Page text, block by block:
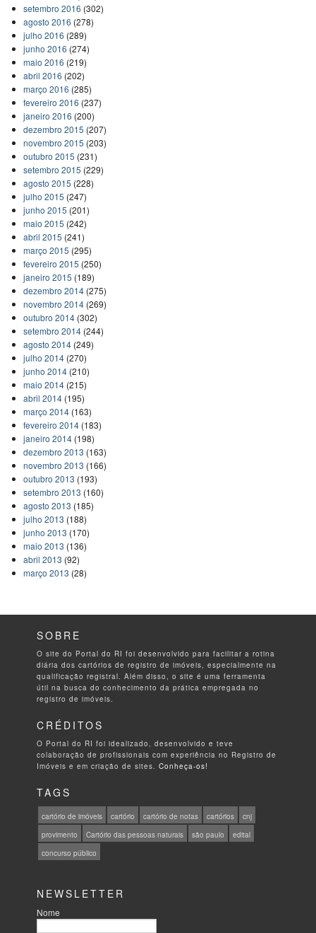
setembro 2016 (302)
agosto 2016 (278)
julho 2016 (289)
junho 2016 (274)
maio 2016 (219)
abril 2016 (202)
março 2016 (285)
fevereiro 2016 (237)
janeiro 2016 (200)
dezembro 2015 (207)
novembro 2015 (203)
outubro 2015 (231)
setembro 2015 (229)
agosto 2015 (228)
julho 2015 (247)
junho 2015 (201)
maio 2015 (242)
abril 2015 (241)
março 2015 (295)
fevereiro 2015 (250)
janeiro 2015 (189)
dezembro 2014(275)
novembro 2014(269)
outubro 2014(302)
setembro 2014(244)
agosto 2014(249)
julho 2014(270)
junho 2014(210)
maio 2014(215)
abril 2014(195)
março 2014(163)
fevereiro 2014(183)
janeiro 2014(198)
dezembro 2013 (163)
novembro 2013 (166)
outubro 2013 (193)
setembro 2013 (160)
agosto 2013 (185)
julho 2013 (188)
junho 2013 (170)
maio 2013 (136)
abril 2013 (92)
março 2013 (28)
SOBRE
O site do Portal do RI foi desenvolvido para facilitar a rotina
diária dos cartórios de registro de imóveis, especialmente na
qualificação registral. Além disso, o site é uma ferramenta
útil na busca do conhecimento da prática empregada no
registro de imóveis.
CRÉDITOS
O Portal do RI foi idealizado, desenvolvido e teve
colaboração de profissionais com experiência no Registro de
Imóveis e em criação de sites.Conheça-os!
TAGS
cartório de imóveis cartório cartório de notas cartórios
cnj
provimento
Cartório das pessoas naturais são paulo
edital
concurso público
NEWSLETTER
Nome